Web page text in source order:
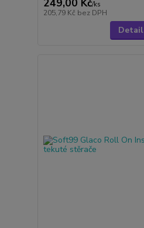
249,00 Kč/ks
205,79 Kč bez DPH
Detail